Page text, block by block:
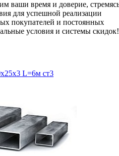
ваши время и доверие,
для успешной реализации
покупателей и постоянных
условия и системы скидок!
L=6м ст3